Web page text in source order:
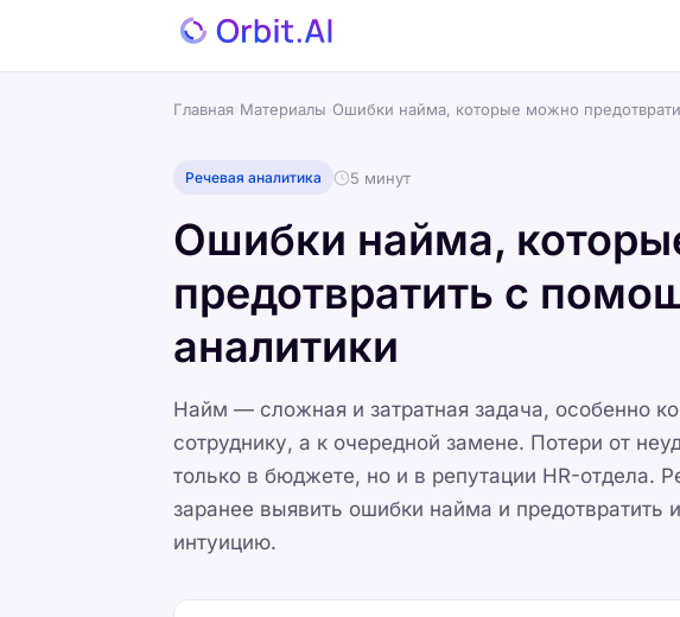
Главная Материалы Ошибки найма, которые можно
Речевая аналитика 5 минут
Ошибки найма,
предотвратить с
аналитики
Найм — сложная и затратная задача, особенно
сотруднику, а к очередной замене. Потери от
только в бюджете, но и в репутации HR-отдела.
заранее выявить ошибки найма и предотвратить
интуицию.